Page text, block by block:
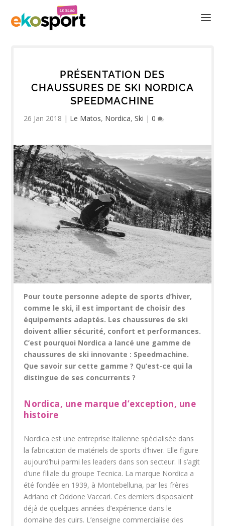
PRÉSENTATION DES
CHAUSSURES DE SKI NORDICA
SPEEDMACHINE
26 Jan 2018 | Le Matos, Nordica,Ski |0
Pour toute personne adepte de sports d’hiver,
comme le ski, il est important de choisir des
équipements adaptés. Les chaussures de ski
doivent allier sécurité, confort et performances.
C’est pourquoi Nordica a lancé une gamme de
chaussures de ski innovante : Speedmachine.
Que savoir sur cette gamme ? Qu’est-ce qui la
distingue de ses concurrents ?
Nordica, une marque d’exception, une
histoire
Nordica est une entreprise italienne spécialisée dans
la fabrication de matériels de sports d’hiver. Elle figure
aujourd’hui parmi les leaders dans son secteur. Il s’agit
d’une filiale du groupe Tecnica. La marque Nordica a
été fondée en 1939, à Montebelluna, par les frères
Adriano et Oddone Vaccari. Ces derniers disposaient
déjà de quelques années d’expérience dans le
domaine des cuirs. L’enseigne commercialise des